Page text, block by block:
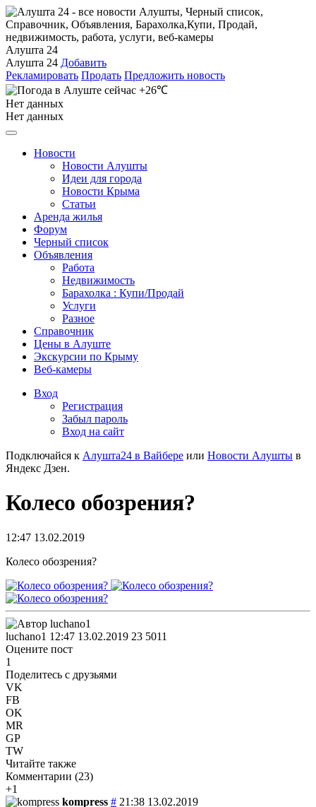
Алушта 24
Алушта 24 Добавить
Рекламировать Продать Предложить новость
+26℃
Нет данных
Нет данных
Новости
Новости Алушты
Идеи для города
Новости Крыма
Статьи
Аренда жилья
Форум
Черный список
Объявления
Работа
Недвижимость
Барахолка : Купи/Продай
Услуги
Разное
Справочник
Цены в Алуште
Экскурсии по Крыму
Веб-камеры
Вход
Регистрация
Забыл пароль
Вход на сайт
Подключайся к Алушта24 в Вайбере или Новости Алушты в
Яндекс Дзен.
Колесо обозрения?
12:47 13.02.2019
Колесо обозрения?
luchano1 12:47 13.02.2019 23 5011
Оцените пост
1
Поделитесь с друзьями
VK
FB
OK
MR
GP
TW
Читайте также
Комментарии (23)
+1
kompress # 21:38 13.02.2019